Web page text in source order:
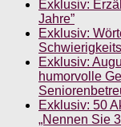
Exklusiv:
Jahre”
Exklusiv:
Exklusiv:
humorvolle
Exklusiv: 50
„Nennen Sie